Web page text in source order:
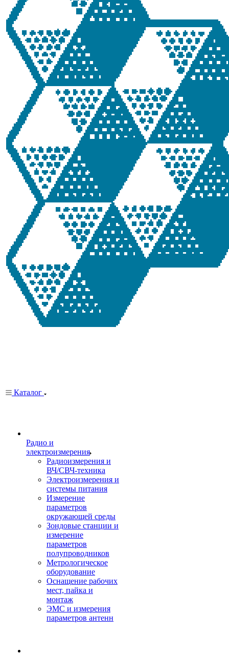
Каталог
Радио и
электроизмерения
Радиоизмерения и
ВЧ/СВЧ-техника
Электроизмерения и
системы питания
Измерение
параметров
окружающей среды
Зондовые станции и
измерение
параметров
полупроводников
Метрологическое
оборудование
Оснащение рабочих
мест, пайка и
монтаж
ЭМС и измерения
параметров антенн